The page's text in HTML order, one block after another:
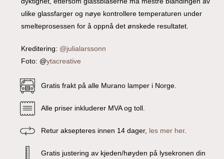
ulike glassfarger og nøye kontrollere temperaturen under
smelteprosessen for å oppnå det ønskede resultatet.
Kreditering: @julialarssonn
Foto: @ytacreative
Gratis frakt på alle Murano lamper i Norge.
Alle priser inkluderer MVA og toll.
Retur aksepteres innen 14 dager, les mer her.
Gratis justering av kjeden/høyden på lysekronen din